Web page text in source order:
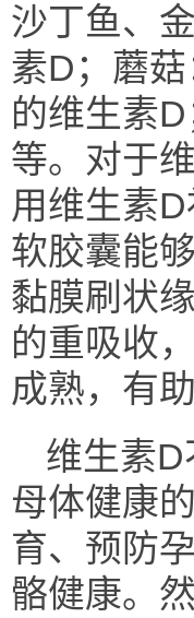
沙丁鱼、
素D；蘑
的维生素
等。对于
用维生素
软胶囊能
黏膜刷状
的重吸收
成熟，有
维生素D
母体健康
育、预防
骼健康。